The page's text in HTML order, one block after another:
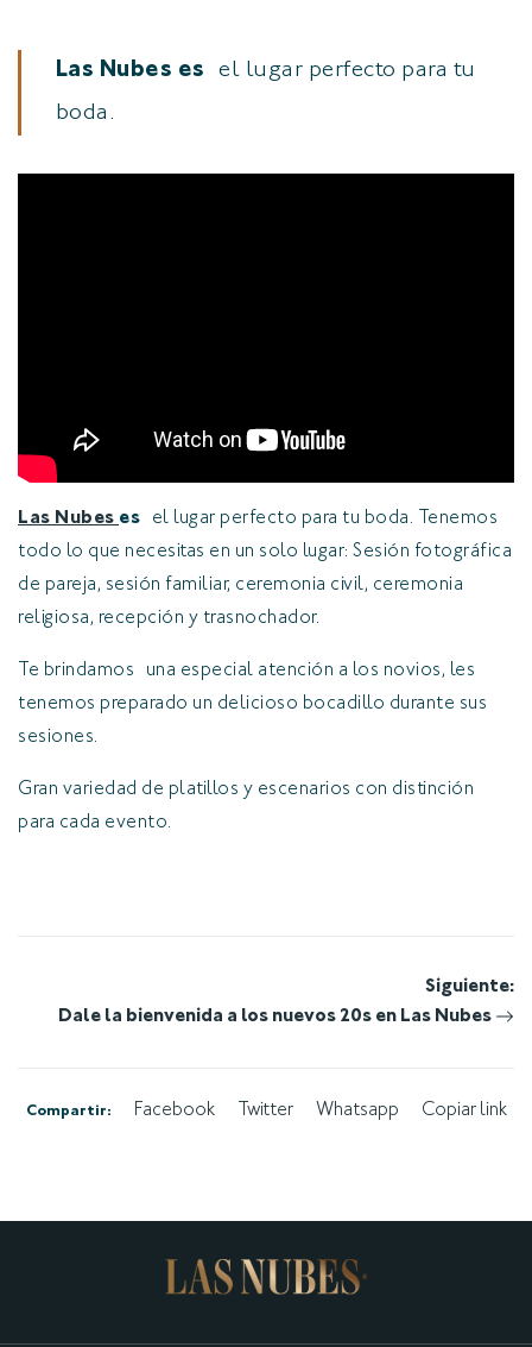
Las Nubes es el lugar perfecto para tu
boda.
Las Nubes es el lugar perfecto para tu boda. Tenemos
todo lo que necesitas en un solo lugar: Sesión fotográfica
de pareja, sesión familiar, ceremonia civil, ceremonia
religiosa, recepción y trasnochador.
Te brindamos una especial atención a los novios, les
tenemos preparado un delicioso bocadillo durante sus
sesiones.
Gran variedad de platillos y escenarios con distinción
para cada evento.
Siguiente:
Dale la bienvenida a los nuevos 20s en Las Nubes
Compartir: Facebook Twitter Whatsapp Copiar link